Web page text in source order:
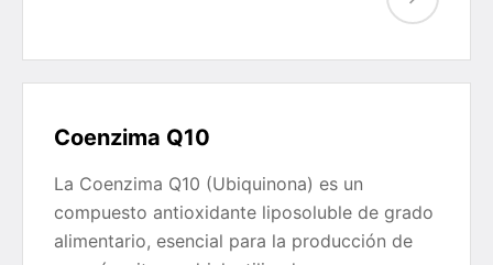
Coenzima Q10
La Coenzima Q10 (Ubiquinona) es un
compuesto antioxidante liposoluble de grado
alimentario, esencial para la producción de